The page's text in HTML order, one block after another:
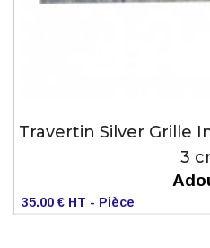
Travertin Silver Grille
3
35.00 € HT - Pièce